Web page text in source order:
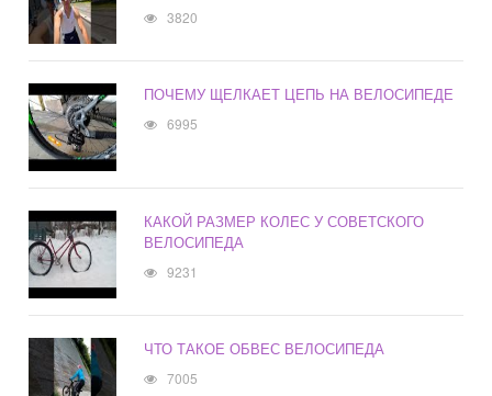
3820
ПОЧЕМУ ЩЕЛКАЕТ ЦЕПЬ НА ВЕЛОСИПЕДЕ
6995
КАКОЙ РАЗМЕР КОЛЕС У СОВЕТСКОГО
ВЕЛОСИПЕДА
9231
ЧТО ТАКОЕ ОБВЕС ВЕЛОСИПЕДА
7005